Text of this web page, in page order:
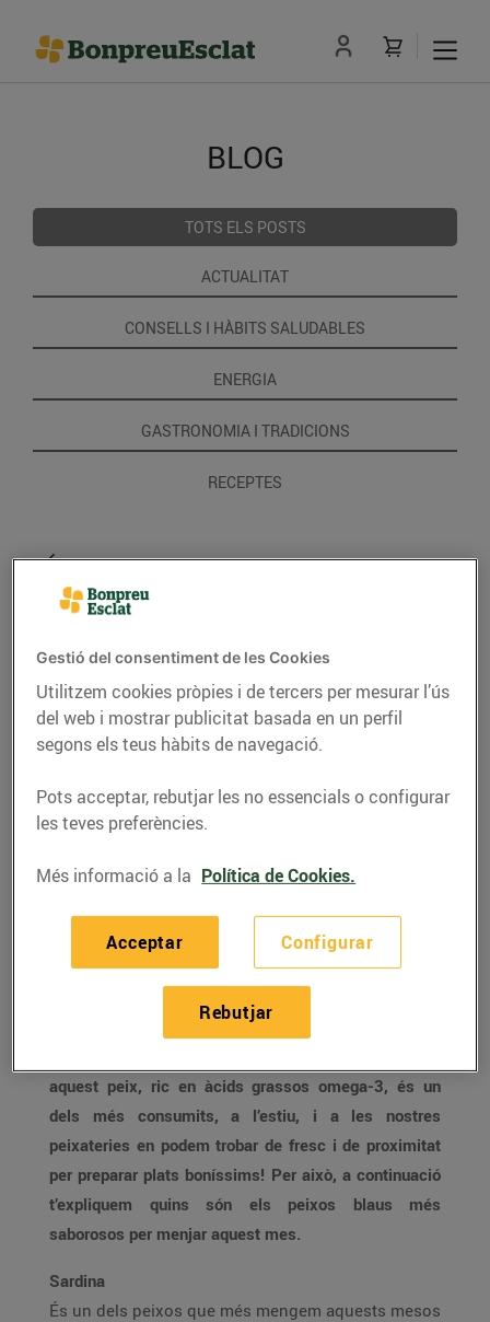
BLOG
TOTS ELS POSTS
ACTUALITAT
CONSELLS I HÀBITS SALUDABLES
ENERGIA
GASTRONOMIA I TRADICIONS
RECEPTES
CONSELLS I HÀBITS SALUDABLES
Peix blau per omplir el
cistell aquest mes
juliol i agost) són els millors mesos per menjar peix
aquest peix, ric en àcids grassos omega-3, és un
dels més consumits, a l’estiu, i a les nostres
peixateries en podem trobar de fresc i de proximitat
per preparar plats boníssims! Per això, a continuació
t’expliquem quins són els peixos blaus més
saborosos per menjar aquest mes.
Sardina
És un dels peixos que més mengem aquests mesos
Gestió del consentiment de les Cookies
Utilitzem cookies pròpies i de tercers per mesurar l’ús
del web i mostrar publicitat basada en un perfil
segons els teus hàbits de navegació.
Pots acceptar, rebutjar les no essencials o configurar
les teves preferències.
Més informació a la Política de Cookies.
Configurar
Rebutjar
Acceptar